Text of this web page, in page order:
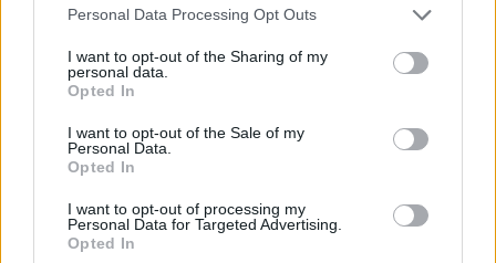
Personal Data Processing Opt Outs
I want to opt-out of the Sharing of my
personal data.
Opted In
I want to opt-out of the Sale of my
Personal Data.
Opted In
I want to opt-out of processing my
Personal Data for Targeted Advertising.
Opted In
Banca del Mezzogiorno MedioCredito Centrale S.p.A.
2022-07-12
formazione continua per la concessioni di aiuti di stato
esentati ai s
FONDIMPRESA
3.000 euro
2022-05-19